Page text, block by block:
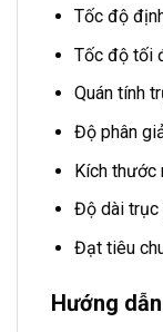
Tốc độ
Tốc độ tối
Quán tính
Độ phân
Kích thước
Độ dài trục
Đạt tiêu
Hướng